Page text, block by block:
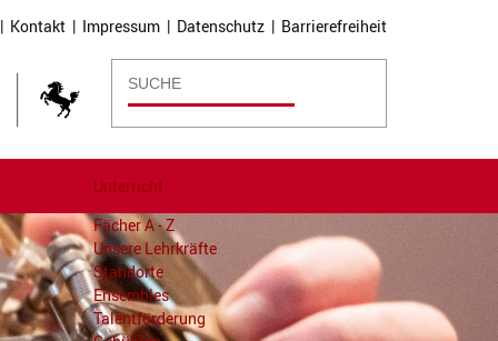
| Kontakt | Impressum | Datenschutz | Barrierefreiheit
Unterricht
Fächer A - Z
Unsere Lehrkräfte
Standorte
Ensembles
Talentförderung